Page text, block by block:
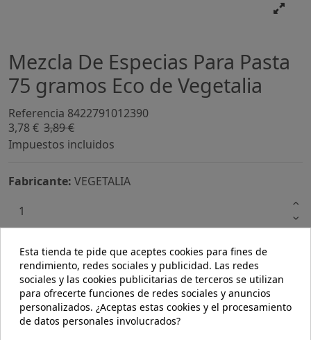
Mezcla De Especias Para Pasta
75 gramos Eco de Vegetalia
Referencia 8422791012390
3,78 € 3,89 €
Impuestos incluidos
Fabricante: VEGETALIA
AÑADIR AL CARRITO
Esta tienda te pide que aceptes cookies para fines de
rendimiento, redes sociales y publicidad. Las redes
sociales y las cookies publicitarias de terceros se utilizan
para ofrecerte funciones de redes sociales y anuncios
personalizados. ¿Aceptas estas cookies y el procesamiento
de datos personales involucrados?